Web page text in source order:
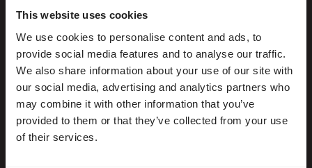
This website uses cookies
We use cookies to personalise content and ads, to
provide social media features and to analyse our traffic.
We also share information about your use of our site with
our social media, advertising and analytics partners who
may combine it with other information that you’ve
provided to them or that they’ve collected from your use
of their services.
Para o seu animal
Pássaros de gaiola e de aviário
Pássaros na natureza
Aves pernaltas e ratitas
Aves aquáticas